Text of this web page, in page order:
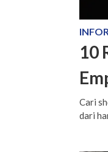
10
Cari
dari